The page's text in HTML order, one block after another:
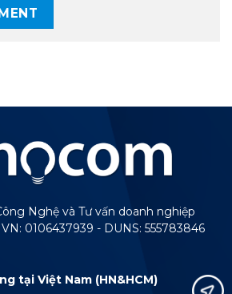
Nghệ và Tư vấn doanh nghiệp
0106437939 - DUNS: 555783846
tại Việt Nam (HN&HCM)